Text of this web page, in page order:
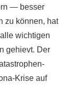
— besser
zu können, hat
wichtigen
gehievt. Der
Krise auf